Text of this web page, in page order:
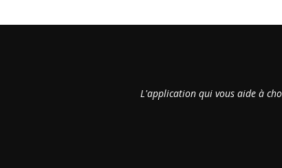
L'application qui vous aide à